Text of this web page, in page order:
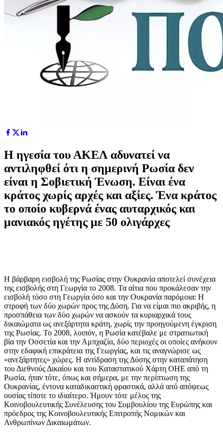
Η ηγεσία του ΑΚΕΛ αδυνατεί να
αντιληφθεί ότι η σημερινή Ρωσία δεν
είναι η Σοβιετική Ένωση. Eίναι ένα
κράτος χωρίς αρχές και αξίες. Ένα κράτος
το οποίο κυβερνά ένας αυταρχικός και
μανιακός ηγέτης με 50 ολιγάρχες
Η βάρβαρη εισβολή της Ρωσίας στην Ουκρανία αποτελεί συνέχεια
της εισβολής στη Γεωργία το 2008. Τα αίτια που προκάλεσαν την
εισβολή τόσο στη Γεωργία όσο και την Ουκρανία παρόμοια: Η
στροφή των δύο χωρών προς της Δύση. Για να είμαι πιο ακριβής, η
προσπάθεια των δύο χωρών να ασκούν τα κυριαρχικά τους
δικαιώματα ως ανεξάρτητα κράτη, χωρίς την προηγούμενη έγκριση
της Ρωσίας. Το 2008, λοιπόν, η Ρωσία κατέβαλε με στρατιωτική
βία την Οσσετία και την Αμπχαζία, δύο περιοχές οι οποίες ανήκουν
στην εδαφική επικράτεια της Γεωργίας, και τις αναγνώρισε ως
«ανεξάρτητες» χώρες. Η αντίδραση της Δύσης στην καταπάτηση
του Διεθνούς Δικαίου και του Καταστατικού Χάρτη ΟΗΕ από τη
Ρωσία, ήταν τότε, όπως και σήμερα, με την περίπτωση της
Ουκρανίας, έντονα καταδικαστική φραστικά, αλλά από απόψεως
ουσίας τίποτε το ιδιαίτερο. Ήμουν τότε μέλος της
Κοινοβουλευτικής Συνέλευσης του Συμβουλίου της Ευρώπης και
πρόεδρος της Κοινοβουλευτικής Επιτροπής Νομικών και
Ανθρωπίνων Δικαιωμάτων.